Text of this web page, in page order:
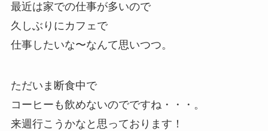
最近は家での仕事が多いので
久しぶりにカフェで
仕事したいな〜なんて思いつつ。
ただいま断食中で
コーヒーも飲めないのでですね・・・。
来週行こうかなと思っております！